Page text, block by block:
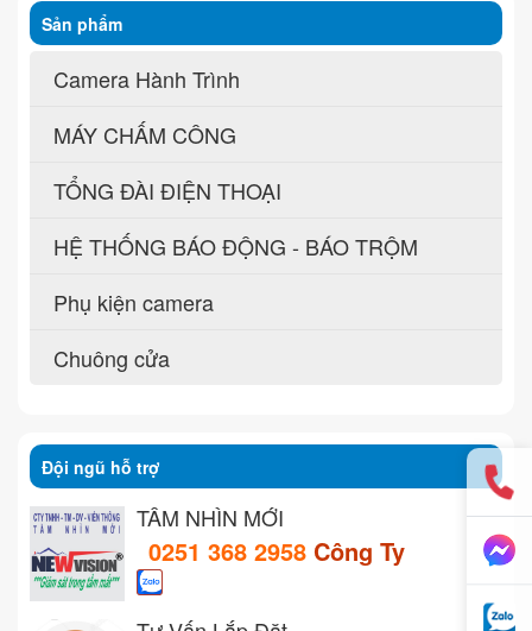
Sản phẩm
Camera Hành Trình
MÁY CHẤM CÔNG
TỔNG ĐÀI ĐIỆN THOẠI
HỆ THỐNG BÁO ĐỘNG - BÁO TRỘM
Phụ kiện camera
Chuông cửa
Đội ngũ hỗ trợ
TẦM NHÌN MỚI
0251 368 2958 Công Ty